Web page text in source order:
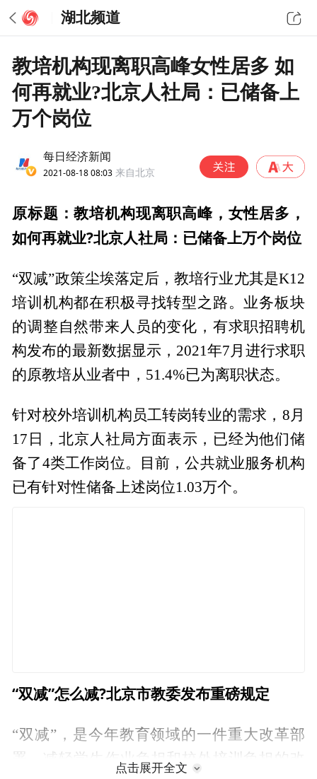
湖北频道
教培机构现离职高峰女性居多 如
何再就业?北京人社局：已储备上
万个岗位
每日经济新闻
2021-08-18 08:03 来自北京
原标题：教培机构现离职高峰，女性居多，
如何再就业?北京人社局：已储备上万个岗位
“双减”政策尘埃落定后，教培行业尤其是K12
培训机构都在积极寻找转型之路。业务板块
的调整自然带来人员的变化，有求职招聘机
构发布的最新数据显示，2021年7月进行求职
的原教培从业者中，51.4%已为离职状态。
针对校外培训机构员工转岗转业的需求，8月
17日，北京人社局方面表示，已经为他们储
备了4类工作岗位。目前，公共就业服务机构
已有针对性储备上述岗位1.03万个。
“双减”怎么减?北京市教委发布重磅规定
“双减”，是今年教育领域的一件重大改革部
署，减轻学生作业负担和校外培训负担的改
点击展开全文